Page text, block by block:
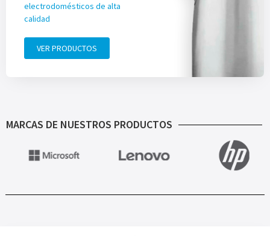
electrodomésticos de alta
calidad
VER PRODUCTOS
MARCAS DE NUESTROS PRODUCTOS